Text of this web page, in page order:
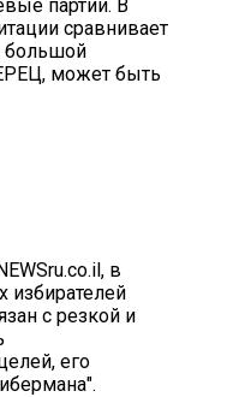
партии. В
сравнивает
большой
может быть
в
избирателей
с резкой и
его